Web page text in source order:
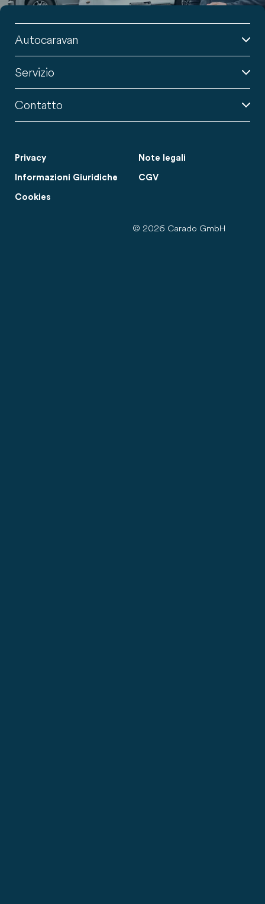
Autocaravan
Servizio
Contatto
Privacy Note legali
Informazioni Giuridiche CGV
Cookies
© 2026 Carado GmbH